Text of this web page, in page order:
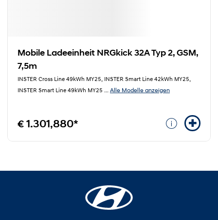
Mobile Ladeeinheit NRGkick 32A Typ 2, GSM,
7,5m
INSTER Cross Line 49kWh MY25, INSTER Smart Line 42kWh MY25,
INSTER Smart Line 49kWh MY25 ... Alle Modelle anzeigen
€ 1.301,880*